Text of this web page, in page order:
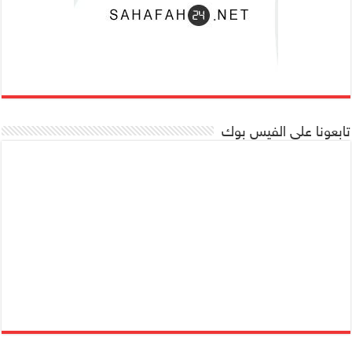
تابعونا على الفيس بوك